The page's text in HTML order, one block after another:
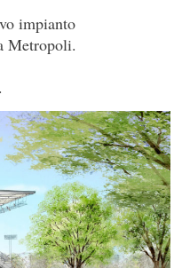
impianto
Metropoli.